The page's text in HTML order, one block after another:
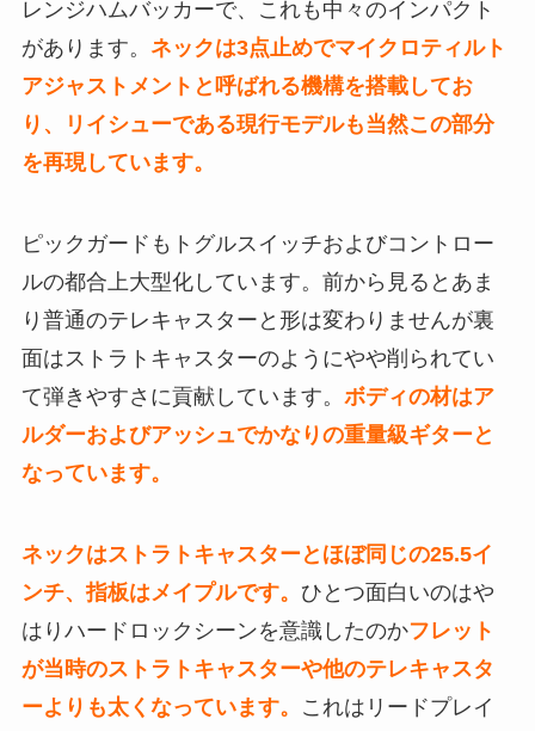
レンジハムバッカーで、これも中々のインパクト
があります。 ネックは3点止めでマイクロティルト
アジャストメントと呼ばれる機構を搭載してお
り、リイシューである現行モデルも当然この部分
を再現しています。
ピックガードもトグルスイッチおよびコントロー
ルの都合上大型化しています。前から見るとあま
り普通のテレキャスターと形は変わりませんが裏
面はストラトキャスターのようにやや削られてい
て弾きやすさに貢献しています。 ボディの材はア
ルダーおよびアッシュでかなりの重量級ギターと
なっています。
ネックはストラトキャスターとほぼ同じの25.5イ
ンチ、指板はメイプルです。 ひとつ面白いのはや
はりハードロックシーンを意識したのかフレット
が当時のストラトキャスターや他のテレキャスタ
ーよりも太くなっています。
これはリードプレイ